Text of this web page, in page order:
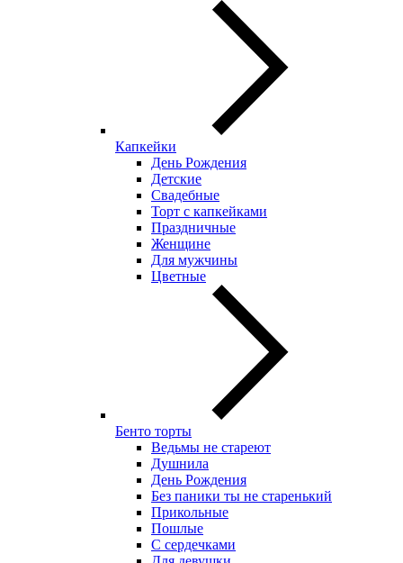
Капкейки
День Рождения
Детские
Свадебные
Торт с капкейками
Праздничные
Женщине
Для мужчины
Цветные
Бенто торты
Ведьмы не стареют
Душнила
День Рождения
Без паники ты не старенький
Прикольные
Пошлые
С сердечками